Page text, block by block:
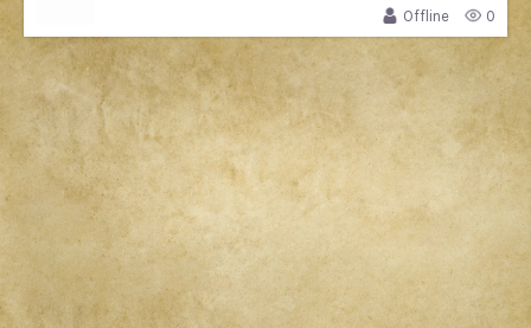
Offline
0